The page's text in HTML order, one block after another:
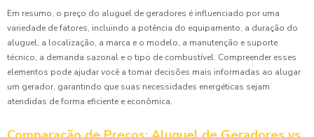
Em resumo, o preço do aluguel de geradores é influenciado por uma
variedade de fatores, incluindo a potência do equipamento, a duração do
aluguel, a localização, a marca e o modelo, a manutenção e suporte
técnico, a demanda sazonal e o tipo de combustível. Compreender esses
elementos pode ajudar você a tomar decisões mais informadas ao alugar
um gerador, garantindo que suas necessidades energéticas sejam
atendidas de forma eficiente e econômica.